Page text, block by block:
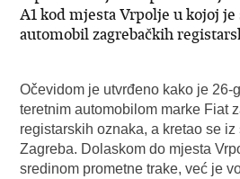
A1 kod mjesta Vrpolje u kojoj
automobil zagrebačkih
Očevidom je utvrđeno kako je 26-
teretnim automobilom marke Fiat
registarskih oznaka, a kretao se
Zagreba. Dolaskom do mjesta
sredinom prometne trake, već je